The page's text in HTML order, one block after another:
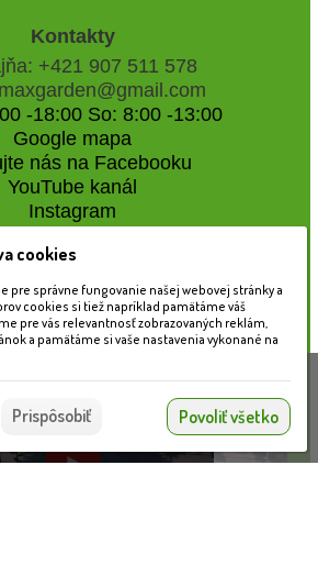
Kontakty
+421 907 511 578
-18:00 So: 8:00 -13:00
Google mapa
nás na Facebooku
YouTube kanál
Instagram
záhradné centrum
cookies, ktoré nám
Používaním našich
s používaním súborov
Súhlasím
cookies
pre správne fungovanie našej webovej stránky a
cookies si tiež napríklad pamätáme váš
pre vás relevantnosť zobrazovaných reklám,
a pamätáme si vaše nastavenia vykonané na
Prispôsobiť Povoliť všetko